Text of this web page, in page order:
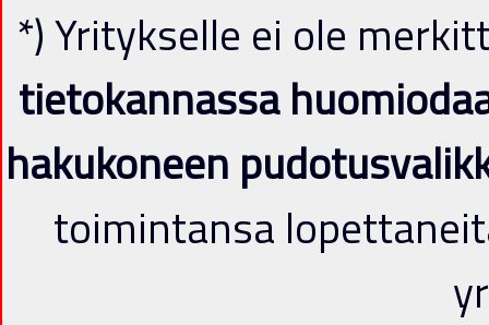
*) Yritykselle ei ole
tietokannassa
hakukoneen
toimintansa